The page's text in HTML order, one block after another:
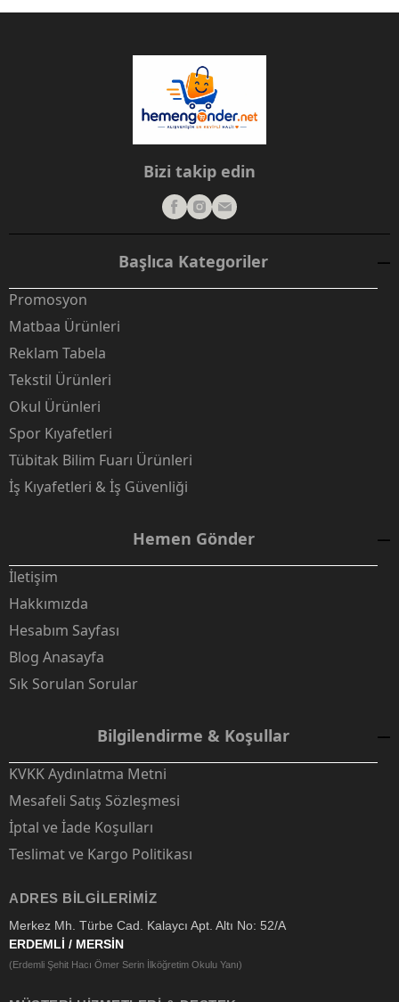
Bizi takip edin
Başlıca Kategoriler
Promosyon
Matbaa Ürünleri
Reklam Tabela
Tekstil Ürünleri
Okul Ürünleri
Spor Kıyafetleri
Tübitak Bilim Fuarı Ürünleri
İş Kıyafetleri & İş Güvenliği
Hemen Gönder
İletişim
Hakkımızda
Hesabım Sayfası
Blog Anasayfa
Sık Sorulan Sorular
Bilgilendirme & Koşullar
KVKK Aydınlatma Metni
Mesafeli Satış Sözleşmesi
İptal ve İade Koşulları
Teslimat ve Kargo Politikası
ADRES BILGILERIMIZ
Merkez Mh. Türbe Cad. Kalaycı Apt. Altı No: 52/A
ERDEMLİ / MERSİN
(Erdemli Şehit Hacı Ömer Serin İlköğretim Okulu Yanı)